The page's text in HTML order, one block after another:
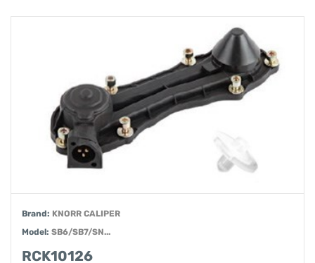
Brand: KNORR CALIPER
Model: SB6/SB7/SN...
RCK10126